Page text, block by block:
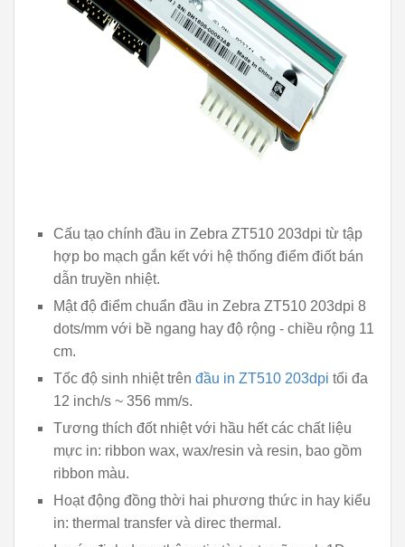
Cấu tạo chính đầu in Zebra ZT510 203dpi từ tập
hợp bo mạch gắn kết với hệ thống điểm điốt bán
dẫn truyền nhiệt.
Mật độ điểm chuẩn đầu in Zebra ZT510 203dpi 8
dots/mm với bề ngang hay độ rộng - chiều rộng 11
cm.
Tốc độ sinh nhiệt trên đầu in ZT510 203dpi tối đa
12 inch/s ~ 356 mm/s.
Tương thích đốt nhiệt với hầu hết các chất liệu
mực in: ribbon wax, wax/resin và resin, bao gồm
ribbon màu.
Hoạt động đồng thời hai phương thức in hay kiểu
in: thermal transfer và direc thermal.